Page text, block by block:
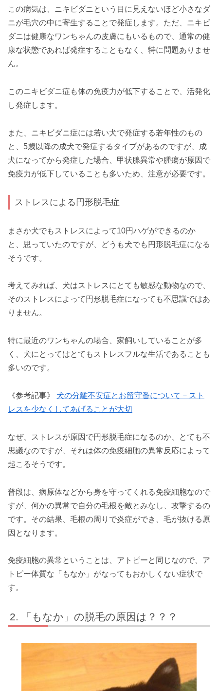
この病気は、ニキビダニという目に見えないほど小さなダ
ニが毛穴の中に寄生することで発症します。ただ、ニキビ
ダニは健康なワンちゃんの皮膚にもいるもので、通常の健
康な状態であれば発症することもなく、特に問題ありませ
ん。
このニキビダニ症も体の免疫力が低下することで、活発化
し発症します。
また、ニキビダニ症には若い犬で発症する若年性のもの
と、5歳以降の成犬で発症するタイプがあるのですが、成
犬になってから発症した場合、甲状腺異常や腫瘍が原因で
免疫力が低下していることも多いため、注意が必要です。
ストレスによる円形脱毛症
まさか犬でもストレスによって10円ハゲができるのか
と、思っていたのですが、どうも犬でも円形脱毛症になる
そうです。
考えてみれば、犬はストレスにとても敏感な動物なので、
そのストレスによって円形脱毛症になっても不思議ではあ
りません。
特に最近のワンちゃんの場合、家飼いしていることが多
く、犬にとってはとてもストレスフルな生活であることも
多いのです。
《参考記事》 犬の分離不安症とお留守番について－スト
レスを少なくしてあげることが大切
なぜ、ストレスが原因で円形脱毛症になるのか、とても不
思議なのですが、それは体の免疫細胞の異常反応によって
起こるそうです。
普段は、病原体などから身を守ってくれる免疫細胞なので
すが、何かの異常で自分の毛根を敵とみなし、攻撃するの
です。その結果、毛根の周りで炎症ができ、毛が抜ける原
因となります。
免疫細胞の異常ということは、アトピーと同じなので、ア
トピー体質な「もなか」がなってもおかしくない症状で
す。
「もなか」の脱毛の原因は？？？